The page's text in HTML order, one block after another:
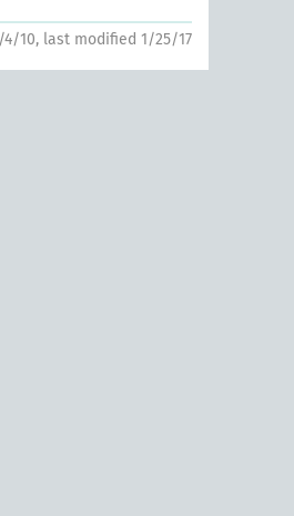
4/10, last modified 1/25/17